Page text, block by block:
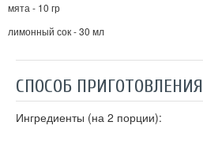
мята - 10 гр
лимонный сок - 30 мл
СПОСОБ ПРИГОТОВЛЕНИЯ
Ингредиенты (на 2 порции):